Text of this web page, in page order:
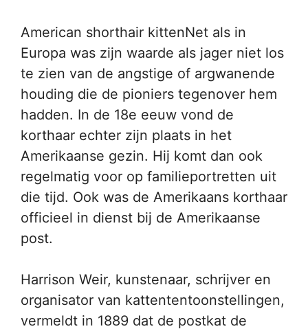
American shorthair kittenNet als in
Europa was zijn waarde als jager niet los
te zien van de angstige of argwanende
houding die de pioniers tegenover hem
hadden. In de 18e eeuw vond de
korthaar echter zijn plaats in het
Amerikaanse gezin. Hij komt dan ook
regelmatig voor op familieportretten uit
die tijd. Ook was de Amerikaans korthaar
officieel in dienst bij de Amerikaanse
post.
Harrison Weir, kunstenaar, schrijver en
organisator van kattententoonstellingen,
vermeldt in 1889 dat de postkat de